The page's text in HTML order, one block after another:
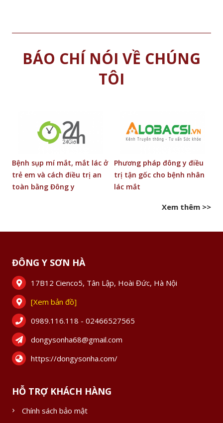
BÁO CHÍ NÓI VỀ CHÚNG
TÔI
Bệnh sụp mí mắt, mắt lác ở
trẻ em và cách điều trị an
toàn bằng Đông y
Phương pháp đông y điều
trị tận gốc cho bệnh nhân
lác mắt
Xem thêm >>
ĐÔNG Y SƠN HÀ
17B12 Cienco5, Tân Lập, Hoài Đức, Hà Nội
[Xem bản đồ]
0989.116.118 - 02466527565
dongysonha68@gmail.com
https://dongysonha.com/
HỖ TRỢ KHÁCH HÀNG
Chính sách bảo mật